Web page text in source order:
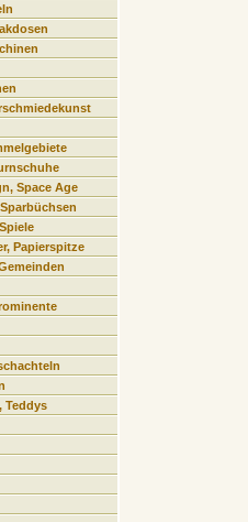
Space Age
Papierspitze
Teddys